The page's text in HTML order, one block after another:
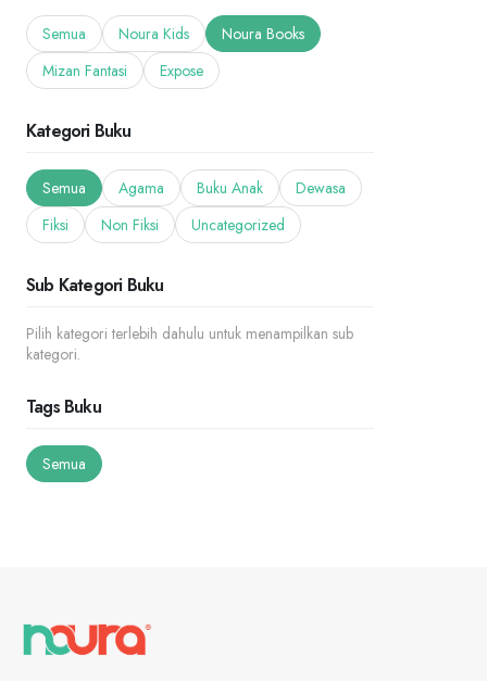
Semua Noura Kids
Noura Books
Mizan Fantasi
Expose
Kategori Buku
Semua Agama Buku Anak
Dewasa
Fiksi
Non Fiksi Uncategorized
Sub Kategori Buku
Pilih kategori terlebih dahulu untuk menampilkan sub
kategori.
Tags Buku
Semua